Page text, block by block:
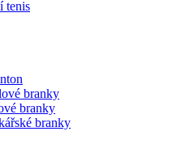
tenis
branky
branky
branky